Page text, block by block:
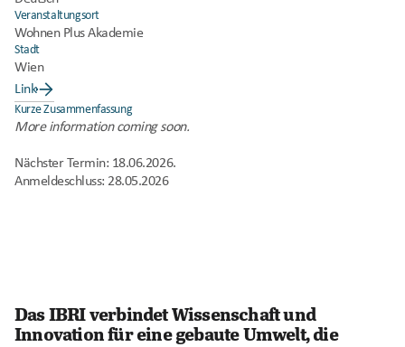
Veranstaltungsort
Wohnen Plus Akademie
Stadt
Wien
Link
Kurze Zusammenfassung
More information coming soon.
Nächster Termin: 18.06.2026.
Anmeldeschluss: 28.05.2026
Das IBRI verbindet Wissenschaft und
Innovation für eine gebaute Umwelt, die